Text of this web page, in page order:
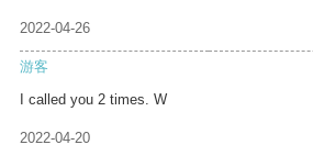
2022-04-26
游客
I called you 2 times. W
2022-04-20